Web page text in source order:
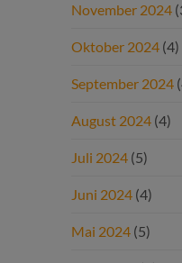
November 2024
Oktober 2024 (4)
September 2024
August 2024 (4)
Juli 2024 (5)
Juni 2024 (4)
Mai 2024 (5)